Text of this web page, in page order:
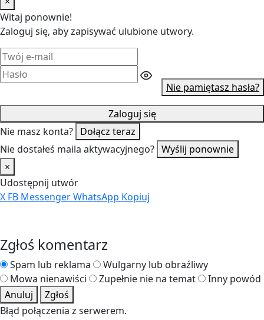
Witaj ponownie!
Zaloguj się, aby zapisywać ulubione utwory.
Nie pamiętasz hasła?
Zaloguj się
Nie masz konta? Dołącz teraz
Nie dostałeś maila aktywacyjnego? Wyślij ponownie
×
Udostępnij utwór
X FB MessengerWhatsApp Kopiuj
Zgłoś komentarz
Spam lub reklama
Wulgarny lub obraźliwy
Mowa nienawiści
Zupełnie nie na temat
Inny powód
Anuluj
Zgłoś
Błąd połączenia z serwerem.